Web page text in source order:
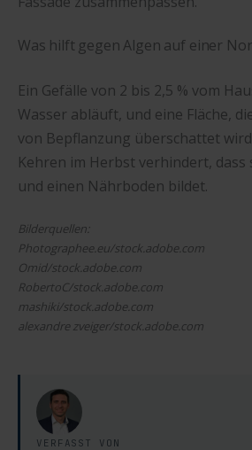
Was hilft gegen Algen auf einer
Ein Gefälle von 2 bis 2,5 % vom
Wasser abläuft, und eine Fläche,
von Bepflanzung überschattet
Kehren im Herbst verhindert, dass
und einen Nährboden bildet.
Bilderquellen:
Photographee.eu/stock.adobe.com
Omid/stock.adobe.com
RobertoC/stock.adobe.com
mashiki/stock.adobe.com
alexandre zveiger/stock.adobe.com
VERFASST VON